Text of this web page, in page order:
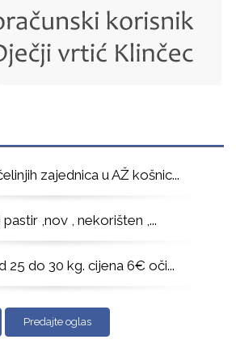
zajednica u AŽ košnic...
,nov , nekorišten ,...
25 do 30 kg. cijena 6€ oči...
Predajte oglas